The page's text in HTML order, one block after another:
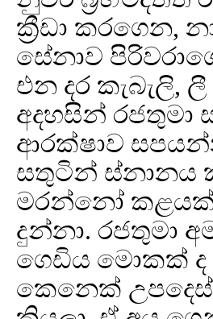
ක්‍රීඩා කරගෙන,
සේනාව
එන දර කැබැලි,
අදහසින් රජතුමා
ආරක්ෂාව
සතුටින් ස්නානය
මරන්නෝ කළයක්
දුන්නා. රජතුමා
ගෙඩිය මොකක් ද
කෙනෙක්